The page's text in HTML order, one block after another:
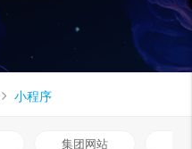
小程序
集团网站